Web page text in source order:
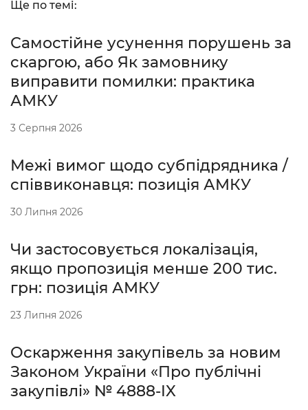
Ще по темі:
Самостійне усунення порушень за
скаргою, або Як замовнику
виправити помилки: практика
АМКУ
3 Серпня 2026
Межі вимог щодо субпідрядника /
співвиконавця: позиція АМКУ
30 Липня 2026
Чи застосовується локалізація,
якщо пропозиція менше 200 тис.
грн: позиція АМКУ
23 Липня 2026
Оскарження закупівель за новим
Законом України «Про публічні
закупівлі» № 4888-IX